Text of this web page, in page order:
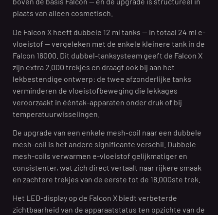
plaats van alleen cosmetisch.
De Falcon X heeft dubbele 12 ml tanks — in totaal 24 ml e-
vloeistof — vergeleken met de enkele kleinere tank in de
Falcon 16000. Dit dubbel-tanksysteem geeft de Falcon X
zijn extra 2.000 trekjes en draagt ook bij aan het
lekbestendige ontwerp: de twee afzonderlijke tanks
verminderen de vloeistofbeweging die lekkages
veroorzaakt in ééntak-apparaten onder druk of bij
temperatuurwisselingen.
De upgrade van een enkele mesh-coil naar een dubbele
mesh-coil is het andere significante verschil. Dubbele
mesh-coils verwarmen e-vloeistof gelijkmatiger en
consistenter, wat zich direct vertaalt naar rijkere smaak
en zachtere trekjes van de eerste tot de 18.000ste trek.
Het LED-display op de Falcon X biedt verbeterde
zichtbaarheid van de apparaatstatus ten opzichte van de